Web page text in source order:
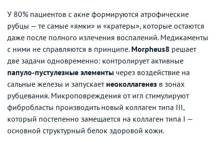
У 80% пациентов с акне формируются атрофические
рубцы — те самые «ямки» и «кратеры», которые остаются
даже после полного излечения воспалений. Медикаменты
с ними не справляются в принципе. Morpheus8 решает
две задачи одновременно: контролирует активные
папуло-пустулезные элементы через воздействие на
сальные железы и запускает неоколлагенез в зонах
рубцевания. Микроповреждения от игл стимулируют
фибробласты производить новый коллаген типа III,
который постепенно замещается на коллаген типа I —
основной структурный белок здоровой кожи.